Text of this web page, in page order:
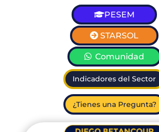
PESEM
STARSOL
Comunidad
Indicadores del Sector
¿Tienes una Pregunta?